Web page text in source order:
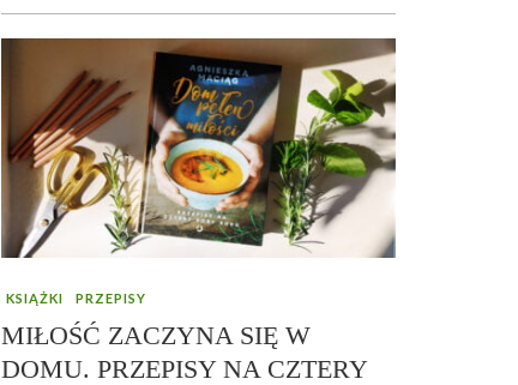
KSIĄŻKI PRZEPISY
MIŁOŚĆ ZACZYNA SIĘ W
DOMU. PRZEPISY NA CZTERY